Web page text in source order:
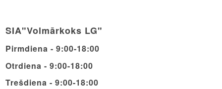
SIA"Volmārkoks LG"
Pirmdiena - 9:00-18:00
Otrdiena - 9:00-18:00
Trešdiena - 9:00-18:00